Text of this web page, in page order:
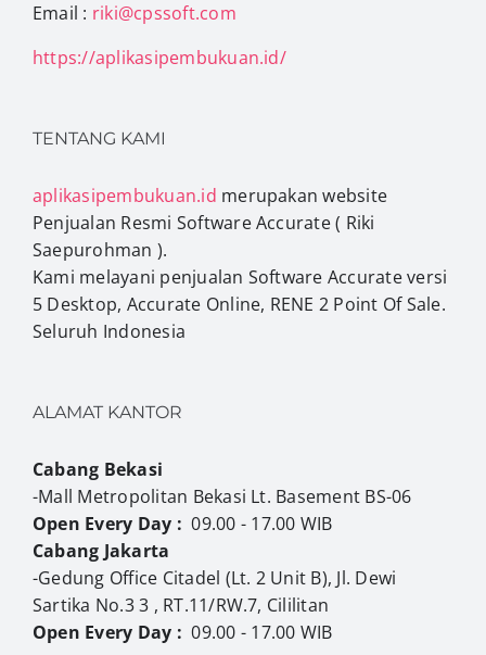
Email : riki@cpssoft.com
https://aplikasipembukuan.id/
TENTANG KAMI
aplikasipembukuan.id merupakan website
Penjualan Resmi Software Accurate ( Riki
Saepurohman ).
Kami melayani penjualan Software Accurate versi
5 Desktop, Accurate Online, RENE 2 Point Of Sale.
Seluruh Indonesia
ALAMAT KANTOR
Cabang Bekasi
-Mall Metropolitan Bekasi Lt. Basement BS-06
Open Every Day : 09.00 - 17.00 WIB
Cabang Jakarta
-Gedung Office Citadel (Lt. 2 Unit B), Jl. Dewi
Sartika No.3 3 , RT.11/RW.7, Cililitan
Open Every Day : 09.00 - 17.00 WIB